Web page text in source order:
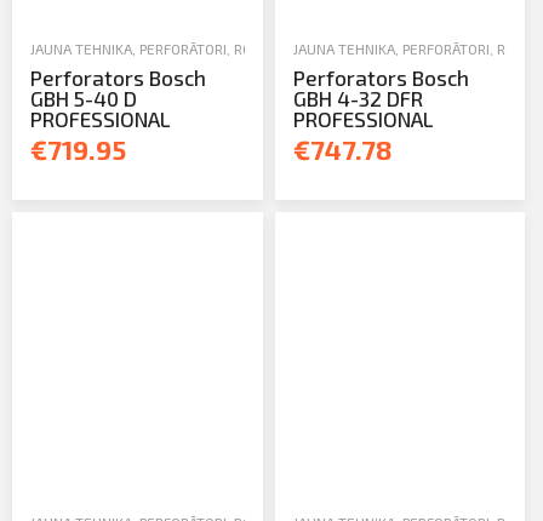
JAUNA TEHNIKA PERFORĀTORI ROKAS UN ELEKTROINSTRUMENTI
Perforators Bosch
GBH 5-40 D
PROFESSIONAL
€719.95
JAUNA TEHNIKA, PERFORĀTORI
Perforators Bosch
GBH 4-32 DFR
PROFESSIONAL
€747.78